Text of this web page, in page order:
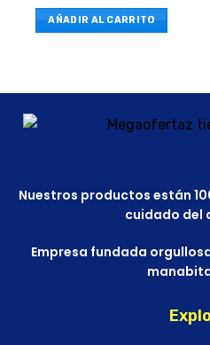
AÑADIR AL CARRITO
Nuestros productos están
cuidado del
Empresa fundada